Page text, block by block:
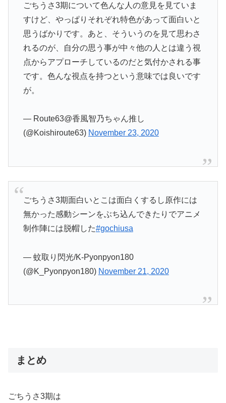
ごちうさ3期について色んな人の意見を見ていま
すけど、やっぱりそれぞれ特色があって面白いと
思うばかりです。あと、そういうのを見て思わさ
れるのが、自分の思う事が中々他の人とは違う視
点からアプローチしているのだと気付かされる事
です。色んな視点を持つという意味では良いです
が。
— Route63@香風智乃ちゃん推し
(@Koishiroute63) November 23, 2020
ごちうさ3期面白いとこは面白くするし原作には
無かった感動シーンをぶち込んできたりでアニメ
制作陣には脱帽した#gochiusa
— 蚊取り閃光/K-Pyonpyon180
(@K_Pyonpyon180) November 21, 2020
まとめ
ごちうさ3期は